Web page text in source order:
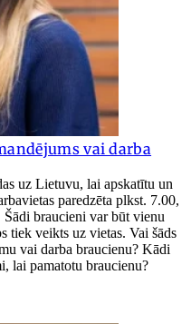
vai darba
uz Lietuvu, lai apskatītu un
paredzēta plkst. 7.00,
braucieni var būt vienu
tiek veikts uz vietas. Vai šāds
vai darba braucienu? Kādi
lai pamatotu braucienu?